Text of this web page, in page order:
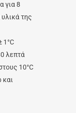
για 8
της
1°C
λεπτά
10°C
και